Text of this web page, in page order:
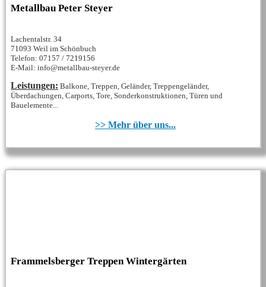
Metallbau Peter Steyer
Lachentalstr. 34
71093 Weil im Schönbuch
Telefon: 07157 / 7219156
E-Mail: info@metallbau-steyer.de
Leistungen: Balkone, Treppen, Geländer, Treppengeländer,
Überdachungen, Carports, Tore, Sonderkonstruktionen, Türen und
Bauelemente...
>> Mehr über uns...
Frammelsberger Treppen Wintergärten